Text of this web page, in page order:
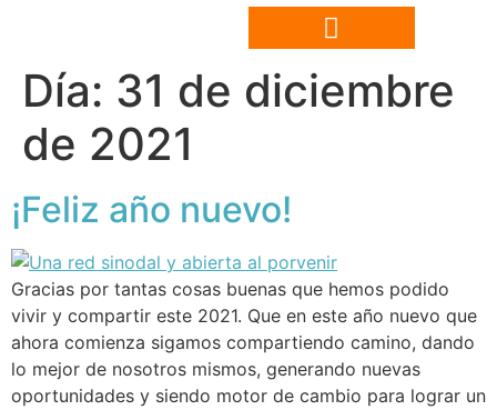
Día: 31 de diciembre
de 2021
¡Feliz año nuevo!
Gracias por tantas cosas buenas que hemos podido
vivir y compartir este 2021. Que en este año nuevo que
ahora comienza sigamos compartiendo camino, dando
lo mejor de nosotros mismos, generando nuevas
oportunidades y siendo motor de cambio para lograr un